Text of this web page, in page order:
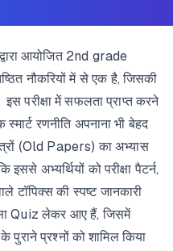
आयोजित 2nd grade
नौकरियों में से एक है, जिसकी
परीक्षा में सफलता प्राप्त करने
रणनीति अपनाना भी बेहद
(Old Papers) का अभ्यास
इससे अभ्यर्थियों को परीक्षा पैटर्न,
टॉपिक्स की स्पष्ट जानकारी
Quiz लेकर आए हैं, जिसमें
प्रश्नों को शामिल किया